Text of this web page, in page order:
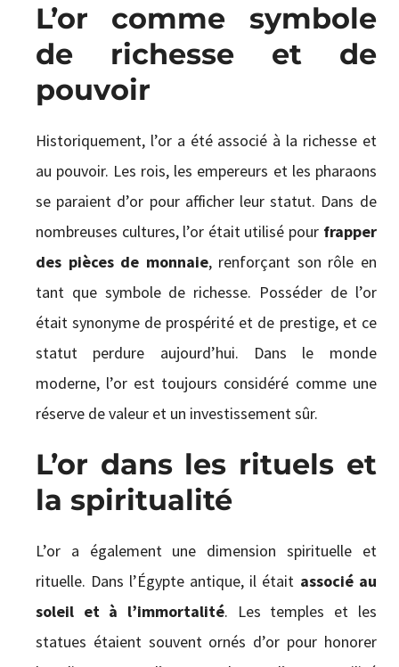
L’or comme symbole
de richesse et de
pouvoir
Historiquement, l’or a été associé à la richesse et
au pouvoir. Les rois, les empereurs et les pharaons
se paraient d’or pour afficher leur statut. Dans de
nombreuses cultures, l’or était utilisé pour frapper
des pièces de monnaie, renforçant son rôle en
tant que symbole de richesse. Posséder de l’or
était synonyme de prospérité et de prestige, et ce
statut perdure aujourd’hui. Dans le monde
moderne, l’or est toujours considéré comme une
réserve de valeur et un investissement sûr.
L’or dans les rituels et
la spiritualité
L’or a également une dimension spirituelle et
rituelle. Dans l’Égypte antique, il était associé au
soleil et à l’immortalité. Les temples et les
statues étaient souvent ornés d’or pour honorer